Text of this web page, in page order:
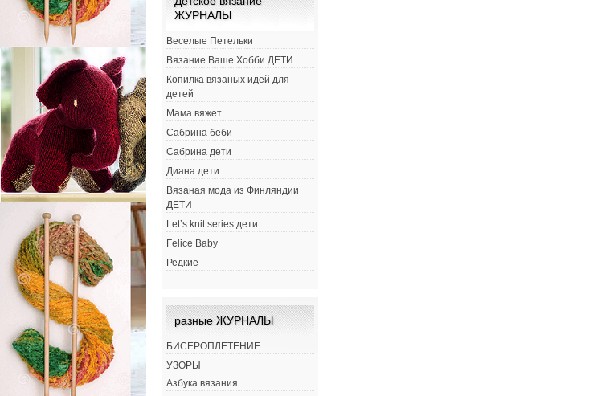
ЖУРНАЛЫ
Веселые Петельки
Вязание Ваше Хобби ДЕТИ
Копилка вязаных идей для
детей
Мама вяжет
Сабрина беби
Сабрина дети
Диана дети
Вязаная мода из Финляндии
ДЕТИ
Let’s knit series дети
Felice Baby
Редкие
разные ЖУРНАЛЫ
БИСЕРОПЛЕТЕНИЕ
УЗОРЫ
Азбука вязания